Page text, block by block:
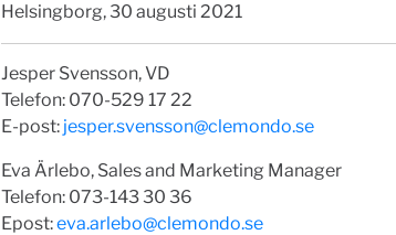
Helsingborg, 30 augusti 2021
Jesper Svensson, VD
Telefon: 070-529 17 22
E-post: jesper.svensson@clemondo.se
Eva Ärlebo, Sales and Marketing Manager
Telefon: 073-143 30 36
Epost:eva.arlebo@clemondo.se